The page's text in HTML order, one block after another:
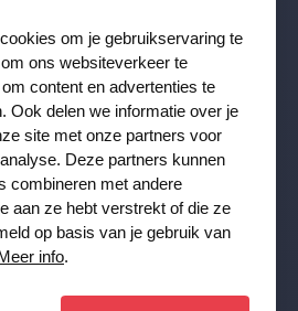
nieuwsbrief ontvangen en ga akkoord
om je gebruikservaring te
ons websiteverkeer te
content en advertenties te
Ook delen we informatie over je
site met onze partners voor
Deze partners kunnen
combineren met andere
aan ze hebt verstrekt of die ze
op basis van je gebruik van
info.